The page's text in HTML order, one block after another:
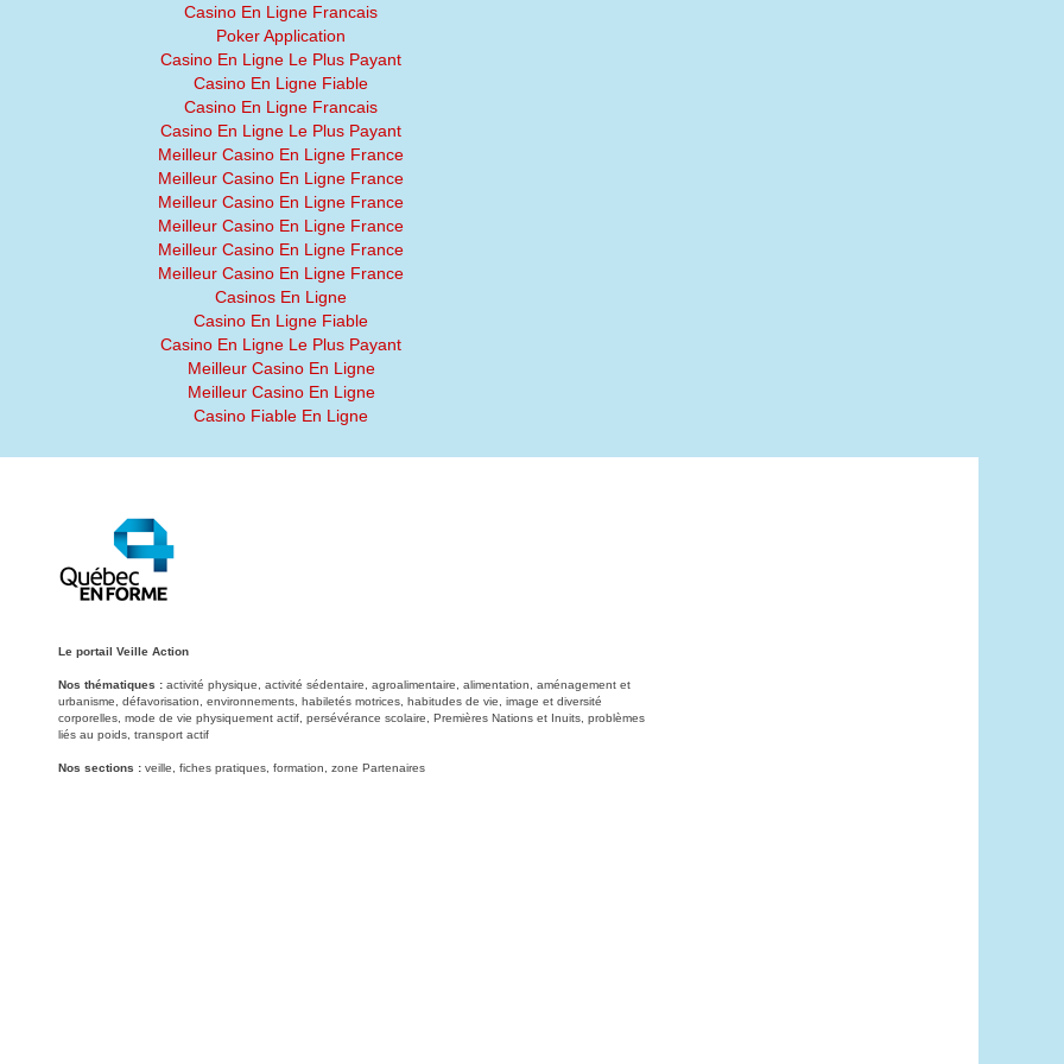
Casino En Ligne Francais
Poker Application
Casino En Ligne Le Plus Payant
Casino En Ligne Fiable
Casino En Ligne Francais
Casino En Ligne Le Plus Payant
Meilleur Casino En Ligne France
Meilleur Casino En Ligne France
Meilleur Casino En Ligne France
Meilleur Casino En Ligne France
Meilleur Casino En Ligne France
Meilleur Casino En Ligne France
Casinos En Ligne
Casino En Ligne Fiable
Casino En Ligne Le Plus Payant
Meilleur Casino En Ligne
Meilleur Casino En Ligne
Casino Fiable En Ligne
Le portail Veille Action
Nos thématiques : activité physique, activité sédentaire, agroalimentaire, alimentation, aménagement et
urbanisme, défavorisation, environnements, habiletés motrices, habitudes de vie, image et diversité
corporelles, mode de vie physiquement actif, persévérance scolaire, Premières Nations et Inuits, problèmes
liés au poids, transport actif
Nos sections : veille, fiches pratiques, formation, zone Partenaires